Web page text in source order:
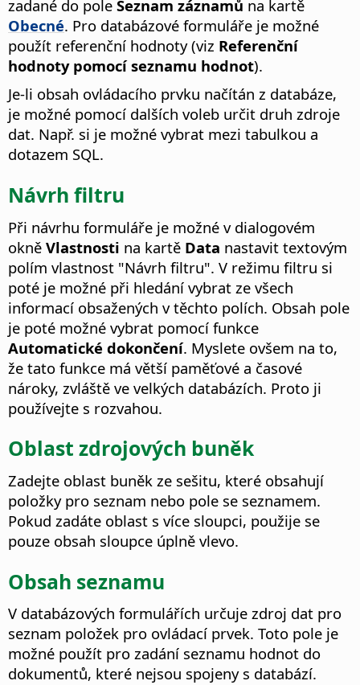
zadané do pole Seznam záznamů na kartě
Obecné. Pro databázové formuláře je možné
použít referenční hodnoty (viz Referenční
hodnoty pomocí seznamu hodnot).
Je-li obsah ovládacího prvku načítán z databáze,
je možné pomocí dalších voleb určit druh zdroje
dat. Např. si je možné vybrat mezi tabulkou a
dotazem SQL.
Návrh filtru
Při návrhu formuláře je možné v dialogovém
okně Vlastnosti na kartě Data nastavit textovým
polím vlastnost "Návrh filtru". V režimu filtru si
poté je možné při hledání vybrat ze všech
informací obsažených v těchto polích. Obsah pole
je poté možné vybrat pomocí funkce
Automatické dokončení. Myslete ovšem na to,
že tato funkce má větší paměťové a časové
nároky, zvláště ve velkých databázích. Proto ji
používejte s rozvahou.
Oblast zdrojových buněk
Zadejte oblast buněk ze sešitu, které obsahují
položky pro seznam nebo pole se seznamem.
Pokud zadáte oblast s více sloupci, použije se
pouze obsah sloupce úplně vlevo.
Obsah seznamu
V databázových formulářích určuje zdroj dat pro
seznam položek pro ovládací prvek. Toto pole je
možné použít pro zadání seznamu hodnot do
dokumentů, které nejsou spojeny s databází.